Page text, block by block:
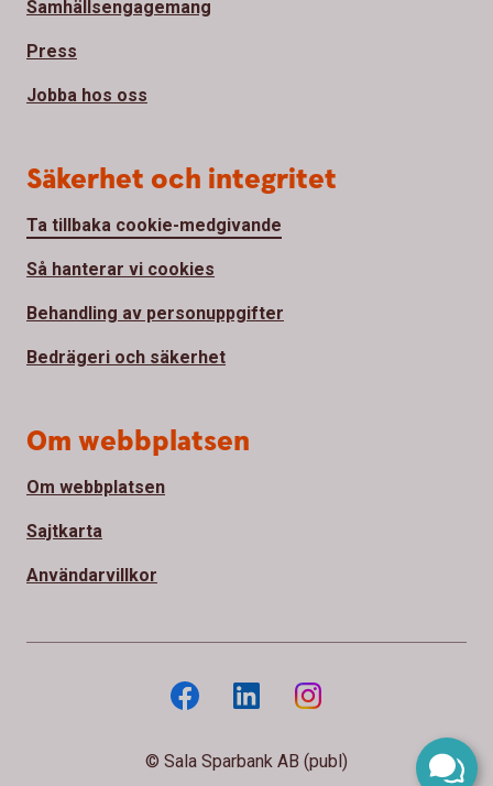
Samhällsengagemang
Press
Jobba hos oss
Säkerhet och integritet
Ta tillbaka cookie-medgivande
Så hanterar vi cookies
Behandling av personuppgifter
Bedrägeri och säkerhet
Om webbplatsen
Om webbplatsen
Sajtkarta
Användarvillkor
© Sala Sparbank AB (publ)